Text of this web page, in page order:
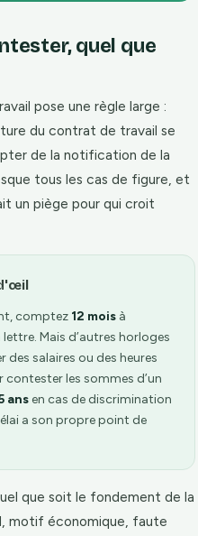
quel que
pose une règle large :
du contrat de travail se
de la notification de la
tous les cas de figure, et
un piège pour qui croit
comptez 12 mois à
Mais d’autres horloges
des salaires ou des heures
contester les sommes d’un
ansen cas de discrimination
a son propre point de
que soit le fondement de la
motif économique, faute